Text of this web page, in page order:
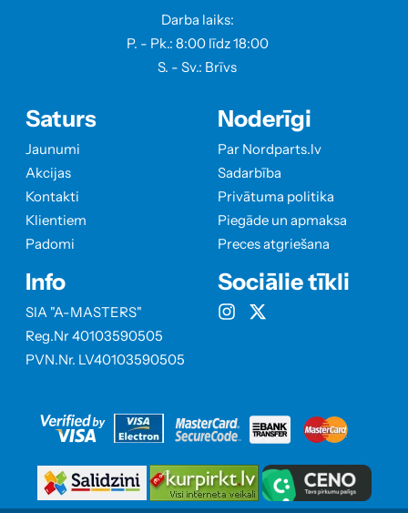
Darba laiks:
P. - Pk.: 8:00 līdz 18:00
S. - Sv.: Brīvs
Saturs
Jaunumi
Akcijas
Kontakti
Klientiem
Padomi
Info
SIA "A-MASTERS"
Reg.Nr 40103590505
PVN.Nr. LV40103590505
Noderīgi
Par Nordparts.lv
Sadarbība
Privātuma politika
Piegāde un apmaksa
Preces atgriešana
Sociālie tīkli